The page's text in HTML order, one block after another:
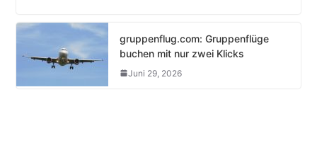
gruppenflug.com: Gruppenflüge
buchen mit nur zwei Klicks
Juni 29, 2026